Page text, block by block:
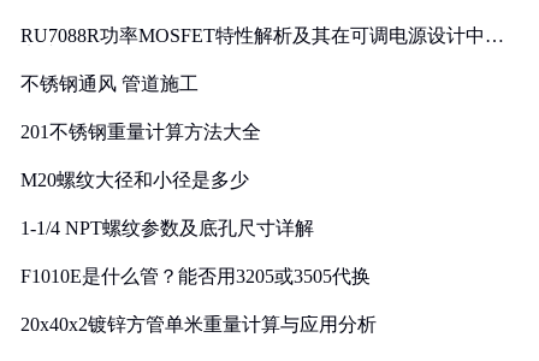
RU7088R功率MOSFET特性解析及其在可调电源设计中的
不锈钢通风 管道施工
201不锈钢重量计算方法大全
M20螺纹大径和小径是多少
1-1/4 NPT螺纹参数及底孔尺寸详解
F1010E是什么管？能否用3205或3505代换
20x40x2镀锌方管单米重量计算与应用分析